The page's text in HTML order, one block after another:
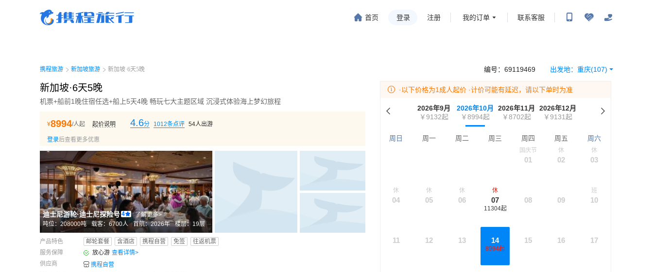
首页 登录 注册 我的订单 联系客服
携程旅游
新加坡旅游 新加坡·6天5晚
新加坡·6天5晚
机票+船前1晚住宿任选+船上5天4晚 畅玩七大主题区域 沉浸式体验海上梦幻旅程
¥8994/人起 起价说明 4.6分 1012条点评 54人出游
登录后查看更多优惠
迪士尼游轮·迪士尼探险号 4
了解更多>
吨位： 208000吨 载客： 6700人 首航：2026年 楼层： 19层
产品特色 邮轮套餐 含酒店 携程自营 免签
往返机票
服务保障
放心游 查看详情>
供应商
携程自营
出发地： 重庆(107)
编号： 69119469
·以下价格为1成人起价 ·计价可能有延迟，请以下单时为准
2026年9月
￥9132起
2026年10月
￥8994起
2026年11月
￥8702起
2026年12月
￥9131起
周日 周一 周二 周三 周四 周五 周六
国庆节
01
休
02
休
03
休
04
休
05
休
06
休
07
11304起
08 09
班
10
11 12 13 14
8994起
15 16 17